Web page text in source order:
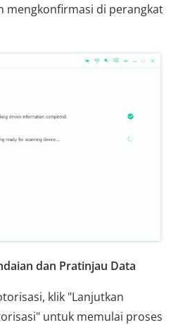
mengkonfirmasi di perangkat
dan Pratinjau Data
klik "Lanjutkan
untuk memulai proses